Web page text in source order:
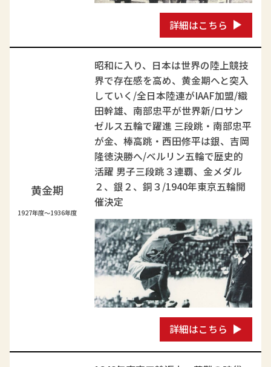
詳細はこちら
黄金期
1927年度～1936年度
昭和に入り、日本は世界の陸上競技
界で存在感を高め、黄金期へと突入
していく/全日本陸連がIAAF加盟/織
田幹雄、南部忠平が世界新/ロサン
ゼルス五輪で躍進 三段跳・南部忠平
が金、棒高跳・西田修平は銀、吉岡
隆徳決勝へ/ベルリン五輪で歴史的
活躍 男子三段跳３連覇、金メダル
２、銀２、銅３/1940年東京五輪開
催決定
詳細はこちら